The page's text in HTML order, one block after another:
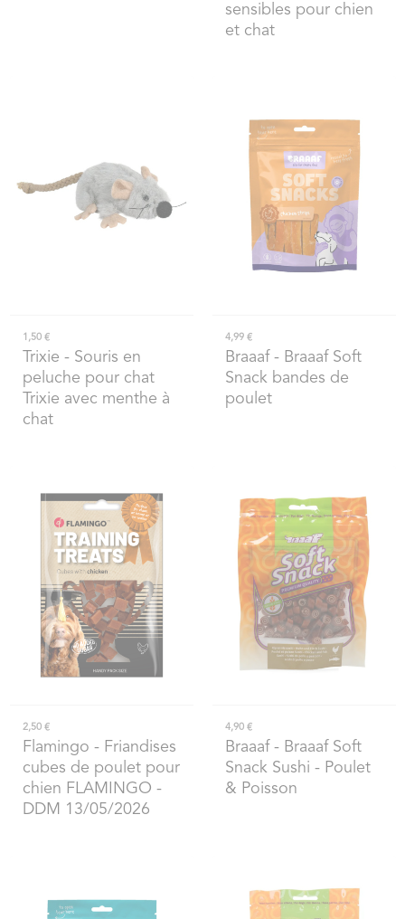
sensibles pour chien
et chat
1,50 €
Trixie - Souris en
peluche pour chat
Trixie avec menthe à
chat
4,99 €
Braaaf- Braaaf Soft
Snack bandes de
poulet
2,50 €
Flamingo - Friandises
cubes de poulet pour
chien FLAMINGO -
DDM 13/05/2026
4,90 €
Braaaf- Braaaf Soft
Snack Sushi - Poulet
& Poisson